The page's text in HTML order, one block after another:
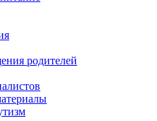
родителей